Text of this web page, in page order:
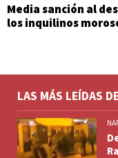
Media sanción al
los inquilinos
LAS MÁS LEÍDAS